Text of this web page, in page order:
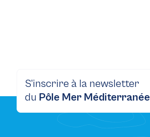
S’inscrire à la newsletter
du Pôle Mer Méditerranée